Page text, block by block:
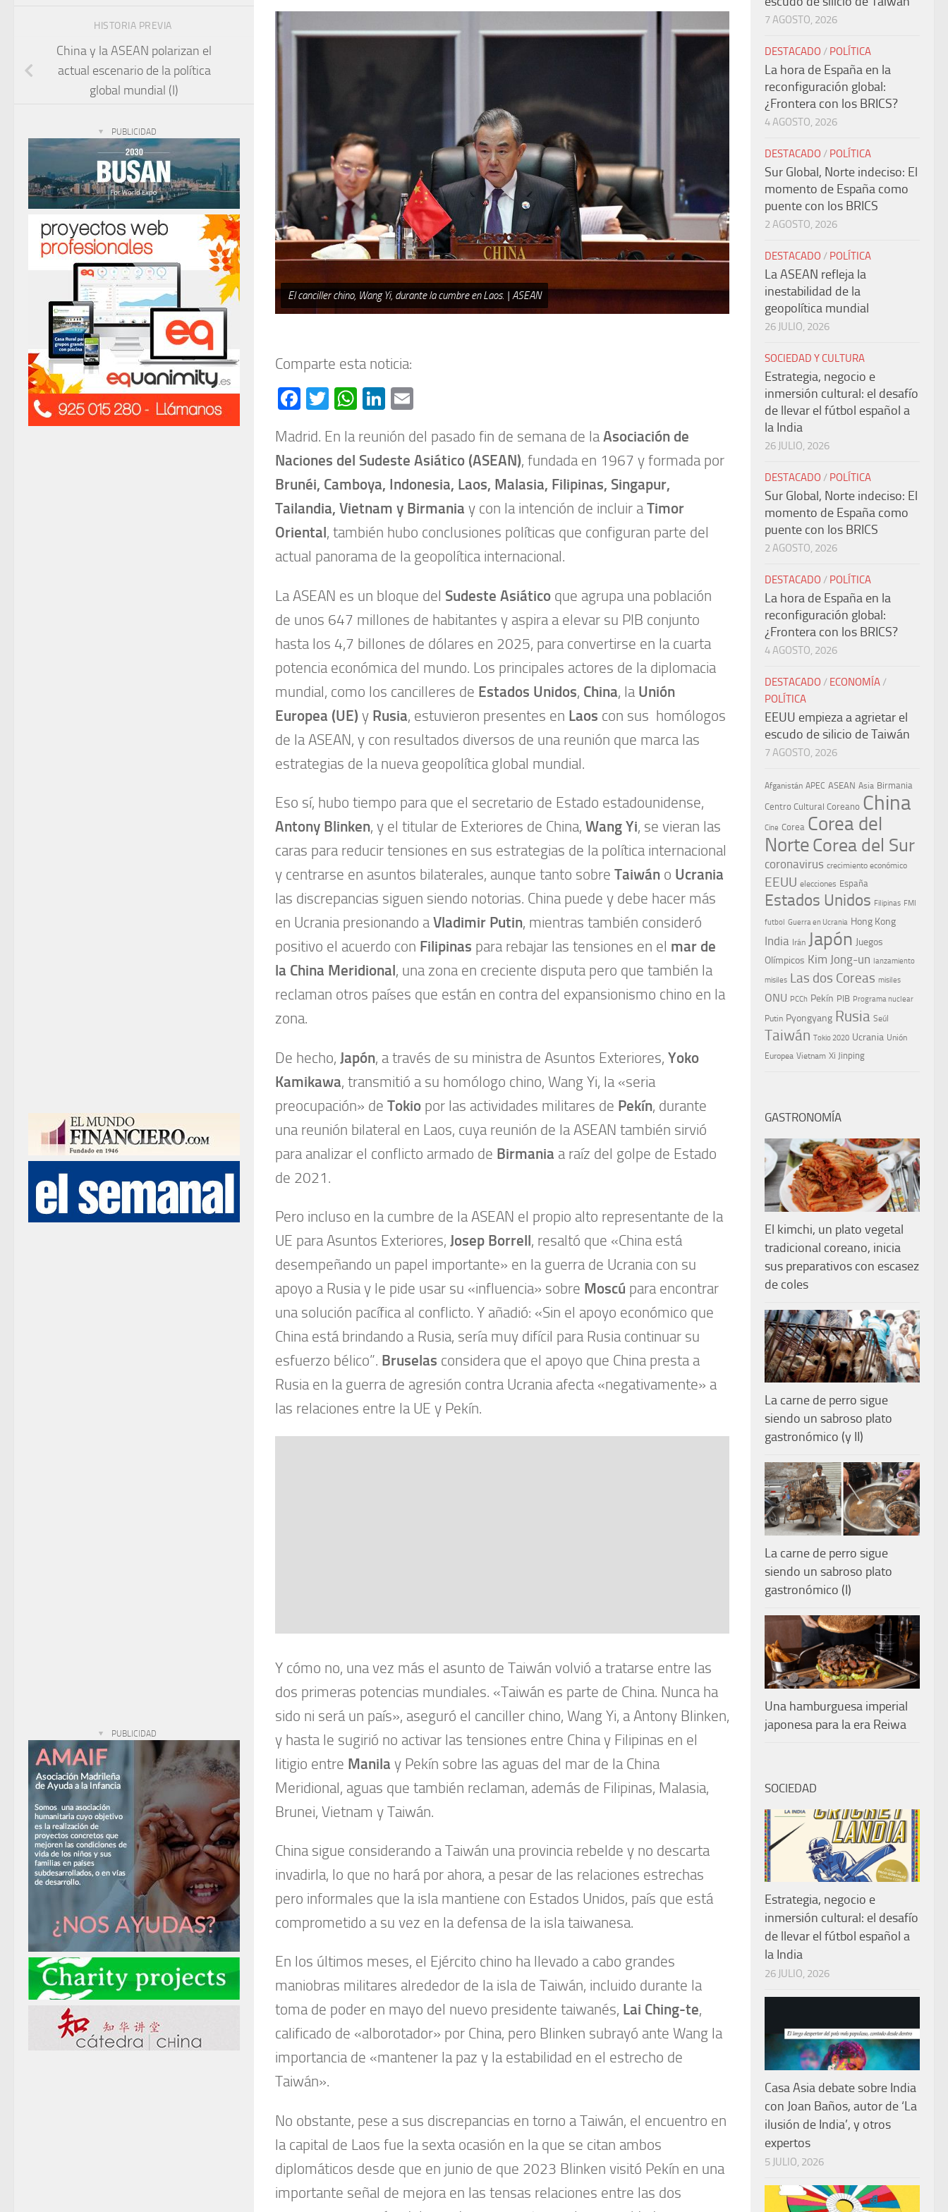
El canciller chino, Wang Yi, durante la cumbre en Laos. | ASEAN
Comparte esta noticia:
Facebook
TwitterWhatsApp
LinkedIn
Madrid. En la reunión del pasado fin de semana de la Asociación de
Naciones del Sudeste Asiático (ASEAN), fundada en 1967 y formada por
Brunéi, Camboya, Indonesia, Laos, Malasia, Filipinas, Singapur,
Tailandia, Vietnam y Birmania y con la intención de incluir a Timor
Oriental, también hubo conclusiones políticas que configuran parte del
actual panorama de la geopolítica internacional.
La ASEAN es un bloque del Sudeste Asiático que agrupa una población
de unos 647 millones de habitantes y aspira a elevar su PIB conjunto
hasta los 4,7 billones de dólares en 2025, para convertirse en la cuarta
potencia económica del mundo. Los principales actores de la diplomacia
mundial, como los cancilleres de Estados Unidos, China, la Unión
Europea (UE) y Rusia, estuvieron presentes en Laos con sus homólogos
de la ASEAN, y con resultados diversos de una reunión que marca las
estrategias de la nueva geopolítica global mundial.
Eso sí, hubo tiempo para que el secretario de Estado estadounidense,
Antony Blinken, y el titular de Exteriores de China, Wang Yi, se vieran las
caras para reducir tensiones en sus estrategias de la política internacional
y centrarse en asuntos bilaterales, aunque tanto sobre Taiwán o Ucrania
las discrepancias siguen siendo notorias. China puede y debe hacer más
en Ucrania presionando a Vladimir Putin, mientras también consideró
positivo el acuerdo con Filipinas para rebajar las tensiones en el mar de
la China Meridional, una zona en creciente disputa pero que también la
reclaman otros países que están en contra del expansionismo chino en la
zona.
De hecho, Japón, a través de su ministra de Asuntos Exteriores, Yoko
Kamikawa, transmitió a su homólogo chino, Wang Yi, la «seria
preocupación» de Tokio por las actividades militares de Pekín, durante
una reunión bilateral en Laos, cuya reunión de la ASEAN también sirvió
para analizar el conflicto armado de Birmania a raíz del golpe de Estado
de 2021.
Pero incluso en la cumbre de la ASEAN el propio alto representante de la
UE para Asuntos Exteriores, Josep Borrell, resaltó que «China está
desempeñando un papel importante» en la guerra de Ucrania con su
apoyo a Rusia y le pide usar su «influencia» sobre Moscú para encontrar
una solución pacífica al conflicto. Y añadió: «Sin el apoyo económico que
China está brindando a Rusia, sería muy difícil para Rusia continuar su
esfuerzo bélico”. Bruselas considera que el apoyo que China presta a
Rusia en la guerra de agresión contra Ucrania afecta «negativamente» a
las relaciones entre la UE y Pekín.
Y cómo no, una vez más el asunto de Taiwán volvió a tratarse entre las
dos primeras potencias mundiales. «Taiwán es parte de China. Nunca ha
sido ni será un país», aseguró el canciller chino, Wang Yi, a Antony Blinken,
y hasta le sugirió no activar las tensiones entre China y Filipinas en el
litigio entre Manila y Pekín sobre las aguas del mar de la China
Meridional, aguas que también reclaman, además de Filipinas, Malasia,
Brunei, Vietnam y Taiwán.
China sigue considerando a Taiwán una provincia rebelde y no descarta
invadirla, lo que no hará por ahora, a pesar de las relaciones estrechas
pero informales que la isla mantiene con Estados Unidos, país que está
comprometido a su vez en la defensa de la isla taiwanesa.
En los últimos meses, el Ejército chino ha llevado a cabo grandes
maniobras militares alrededor de la isla de Taiwán, incluido durante la
toma de poder en mayo del nuevo presidente taiwanés, Lai Ching-te,
calificado de «alborotador» por China, pero Blinken subrayó ante Wang la
importancia de «mantener la paz y la estabilidad en el estrecho de
Taiwán».
No obstante, pese a sus discrepancias en torno a Taiwán, el encuentro en
la capital de Laos fue la sexta ocasión en la que se citan ambos
diplomáticos desde que en junio de que 2023 Blinken visitó Pekín en una
importante señal de mejora en las tensas relaciones entre las dos
HISTORIA PREVIA
China y la ASEAN polarizan el
actual escenario de la política
global mundial (I)
PUBLICIDAD
PUBLICIDAD
7 AGOSTO, 2026
DESTACADO / POLÍTICA
La hora de España en la
reconfiguración global:
¿Frontera con los BRICS?
4 AGOSTO, 2026
DESTACADO / POLÍTICA
Sur Global, Norte indeciso: El
momento de España como
puente con los BRICS
2 AGOSTO, 2026
DESTACADO / POLÍTICA
La ASEAN refleja la
inestabilidad de la
geopolítica mundial
26 JULIO, 2026
SOCIEDAD Y CULTURA
Estrategia, negocio e
inmersión cultural: el desafío
de llevar el fútbol español a
la India
26 JULIO, 2026
DESTACADO / POLÍTICA
Sur Global, Norte indeciso: El
momento de España como
puente con los BRICS
2 AGOSTO, 2026
DESTACADO / POLÍTICA
La hora de España en la
reconfiguración global:
¿Frontera con los BRICS?
4 AGOSTO, 2026
DESTACADO / ECONOMÍA/
POLÍTICA
EEUU empieza a agrietar el
escudo de silicio de Taiwán
7 AGOSTO, 2026
Afganistán APEC ASEAN Asia Birmania
Centro Cultural Coreano China
Cine Corea Corea del
NorteCorea del Sur
coronavirus crecimiento económico
EEUU elecciones España
Estados Unidos Filipinas FMI
futbol Guerra en Ucrania Hong Kong
India Irán Japón Juegos
Olímpicos Kim Jong-un lanzamiento
misiles Las dos Coreas misiles
ONU PCCh Pekín PIB Programa nuclear
Putin Pyongyang Rusia Seúl
Taiwán Tokio 2020 Ucrania Unión
Europea Vietnam Xi Jinping
GASTRONOMÍA
El kimchi, un plato vegetal
tradicional coreano, inicia
sus preparativos con escasez
de coles
La carne de perro sigue
siendo un sabroso plato
gastronómico (y II)
La carne de perro sigue
siendo un sabroso plato
gastronómico (I)
Una hamburguesa imperial
japonesa para la era Reiwa
SOCIEDAD
Estrategia, negocio e
inmersión cultural: el desafío
de llevar el fútbol español a
la India
26 JULIO, 2026
Casa Asia debate sobre India
con Joan Baños, autor de ‘La
ilusión de India’, y otros
expertos
5 JULIO, 2026